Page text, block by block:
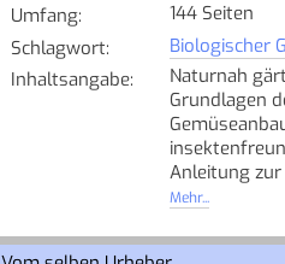
Umfang:
144 Seiten
Schlagwort: Biologischer
Inhaltsangabe:
Naturnah
Grundlagen
Anleitung zur
Dabei immer
Thema
Mehr...